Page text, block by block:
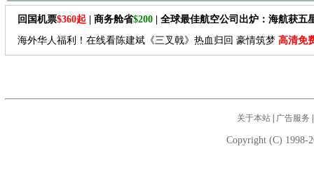
回国机票$360起 | 商务舱省$200 | 全球最佳航空公司出炉：海航获五
海外华人福利！在线看陈建斌《三叉戟》热血归回 豪情筑梦 高清免
关于本站| 广告服务
Copyright (C) 1998-